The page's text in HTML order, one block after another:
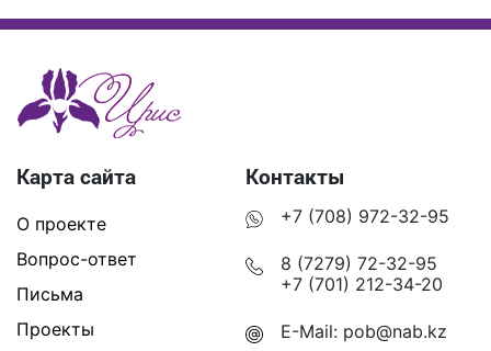
Карта сайта
О проекте
Вопрос-ответ
Письма
Проекты
Контакты
+7 (708) 972-32-95
8 (7279) 72-32-95
+7 (701) 212-34-20
E-Mail: pob@nab.kz